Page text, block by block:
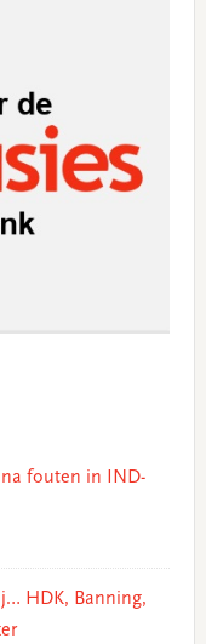
fouten in IND-
HDK, Banning,